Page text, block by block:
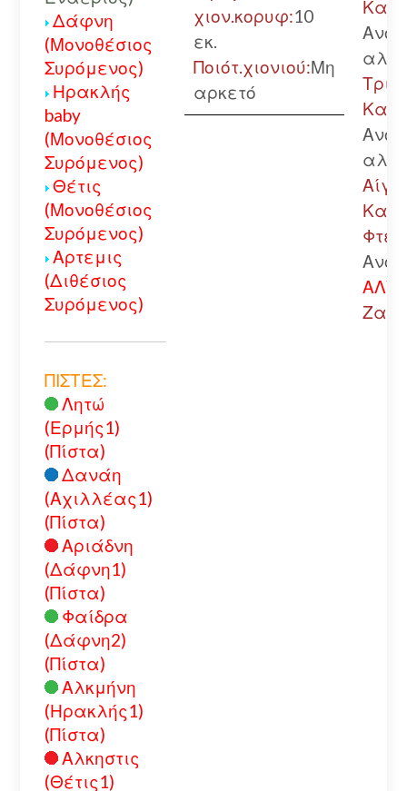
Δάφνη
(Μονοθέσιος
Συρόμενος)
Ηρακλής
baby
(Μονοθέσιος
Συρόμενος)
Θέτις
(Μονοθέσιος
Συρόμενος)
Αρτεμις
(Διθέσιος
Συρόμενος)
ΠΙΣΤΕΣ:
Λητώ
(Ερμής1)
(Πίστα)
Δανάη
(Αχιλλέας1)
(Πίστα)
Αριάδνη
(Δάφνη1)
(Πίστα)
Φαίδρα
(Δάφνη2)
(Πίστα)
Αλκμήνη
(Ηρακλής1)
(Πίστα)
Αλκηστις
(Θέτις1)
χιον.κορυφ:10
εκ.
Ποιότ.χιονιού:Μη
αρκετό